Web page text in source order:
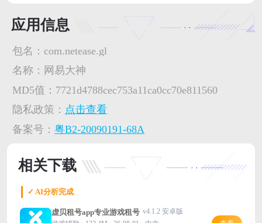
应用信息
包名： com.netease.gl
名称： 网易大神
MD5值： 7721d4788cec753a11ca0cc70e811560
隐私政策： 点击查看
备案号： 粤B2-20090191-68A
相关下载
✓ AI分析完成
虚贝租号app专业游戏租号 v4.1.2 安卓版